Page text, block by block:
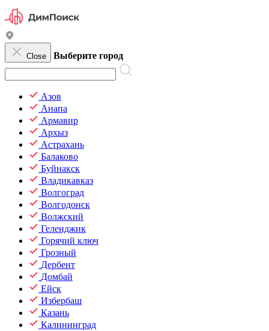
Close Выберите город
Азов
Анапа
Армавир
Архыз
Астрахань
Балаково
Буйнакск
Владикавказ
Волгоград
Волгодонск
Волжский
Геленджик
Горячий ключ
Грозный
Дербент
Домбай
Ейск
Избербаш
Казань
Калининград